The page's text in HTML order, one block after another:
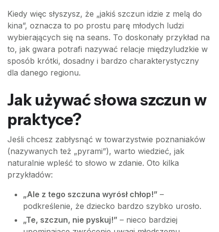
Kiedy więc słyszysz, że „jakiś szczun idzie z melą do
kina”, oznacza to po prostu parę młodych ludzi
wybierających się na seans. To doskonały przykład na
to, jak gwara potrafi nazywać relacje międzyludzkie w
sposób krótki, dosadny i bardzo charakterystyczny
dla danego regionu.
Jak używać słowa szczun w
praktyce?
Jeśli chcesz zabłysnąć w towarzystwie poznaniaków
(nazywanych też „pyrami”), warto wiedzieć, jak
naturalnie wpleść to słowo w zdanie. Oto kilka
przykładów:
„Ale z tego szczuna wyrósł chłop!” –
podkreślenie, że dziecko bardzo szybko urosło.
„Te, szczun, nie pyskuj!” – nieco bardziej